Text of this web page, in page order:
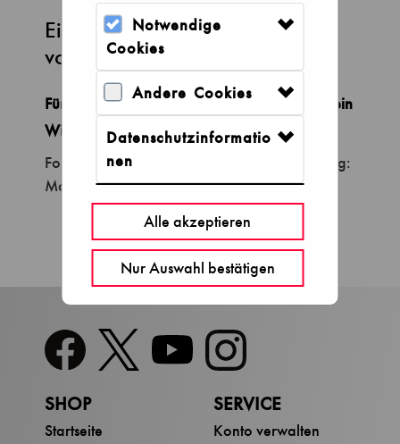
Notwendige
Cookies
Andere Cookies
Datenschutzinformatio
nen
Alle akzeptieren
Nur Auswahl bestätigen
Ein Umtausch oder die Rückgabe
von Tickets ist nicht möglich.
Für termingebundene Eintrittskarten besteht kein
Widerrufsrecht.
Folgende Zahlungsmittel stehen zur Verfügung:
MasterCard, VISA, PayPal.
SHOP
Startseite
SERVICE
Konto verwalten